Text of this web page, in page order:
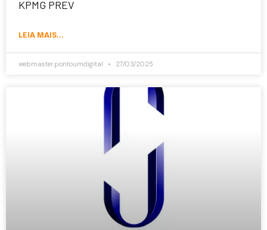
KPMG PREV
LEIA MAIS...
webmaster.pontoumdigital 27/03/2025